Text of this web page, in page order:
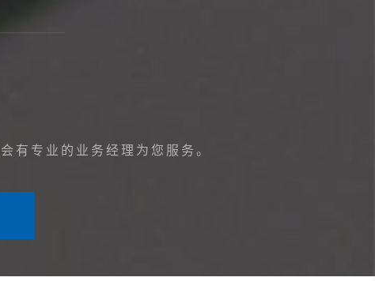
有专业的业务经理为您服务。